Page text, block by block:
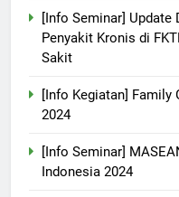
[Info Seminar] Update
Penyakit Kronis di
Sakit
[Info Kegiatan] Family
2024
[Info Seminar]
Indonesia 2024